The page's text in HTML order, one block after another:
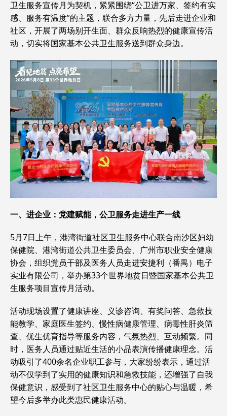
卫生服务宣传月为契机，紧紧围绕“公卫进万家、签约有实
感、服务有温度”的主题，联合多方力量，先后走进企业和
社区，开展了两场别开生面、群众反响热烈的健康宣传活
动，切实将国家基本公共卫生服务送到群众身边。
一、进企业：党建赋能， 公卫服务走进生产一线
5月7日上午，港湾街道社区卫生服务中心联合南沙区妇幼
保健院、港湾街道公共卫生委员会、广州市职业安全健康
协会，组织党员干部及医务人员走进安捷利（番禺）电子
实业有限公司，举办第33个世界地贫日暨国家基本公共卫
生服务项目宣传月活动。
活动现场设置了健康讲座、义诊咨询、有奖问答、急救技
能教学、家庭医生签约、慢性病健康管理、病毒性肝炎筛
查、优生优育指导等服务内容，气氛热烈、互动频繁。同
时，医务人员通过贴近生活的小品表演传播健康理念。活
动吸引了400余名企业职工参与，大家纷纷表示，通过活
动不仅学到了实用的健康知识和急救技能，还增强了自我
保健意识，感受到了社区卫生服务中心的贴心与温暖，希
望今后多举办此类惠民健康活动。